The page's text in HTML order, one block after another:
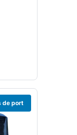
de port